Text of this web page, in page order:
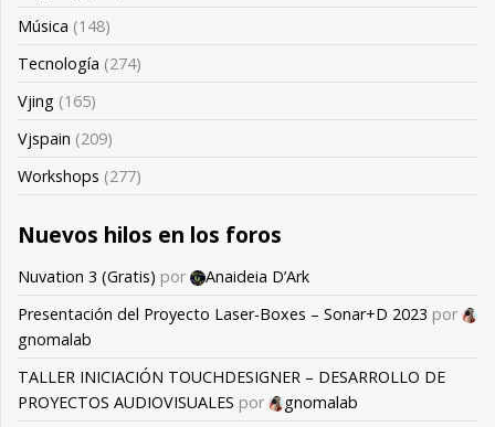
Música (148)
Tecnología (274)
Vjing (165)
Vjspain (209)
Workshops (277)
Nuevos hilos en los foros
Nuvation 3 (Gratis) por
Anaideia D’Ark
Presentación del Proyecto Laser-Boxes – Sonar+D 2023 por
gnomalab
TALLER INICIACIÓN TOUCHDESIGNER – DESARROLLO DE
PROYECTOS AUDIOVISUALES por
gnomalab